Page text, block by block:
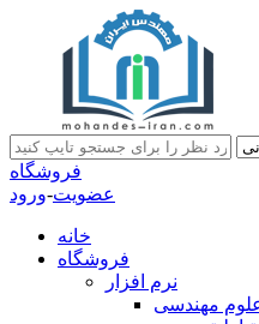
فروشگاه
عضویت-ورود
خانه
فروشگاه
نرم افزار
مهندسی